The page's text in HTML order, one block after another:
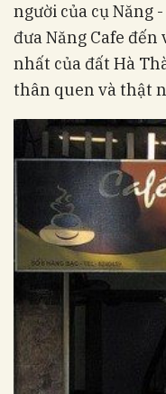
người của cụ Năng
đưa Năng Cafe
nhất của đất Hà
thân quen và thật